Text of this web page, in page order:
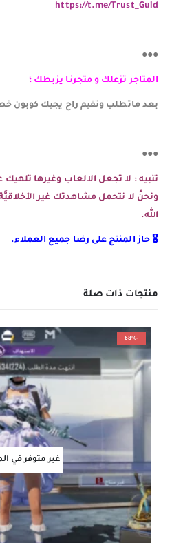
https://t.me/Trust_Guid
●●●
المتاجر تزعلك و متجرنا يزبطك ؛
بعد ماتطلب وتقيم راح يجيك كوبون
●●●
تنبيه : لا تجعل الالعاب وغيرها تلهيك
ونحنُ لا نتحمل مشاهدتك غير
الله.
🎖️ حاز المنتج على رضا جميع العملاء.
منتجات ذات صلة
-68%
غير متوفر في